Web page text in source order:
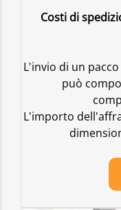
Costi di
L'invio di un
può
L'importo